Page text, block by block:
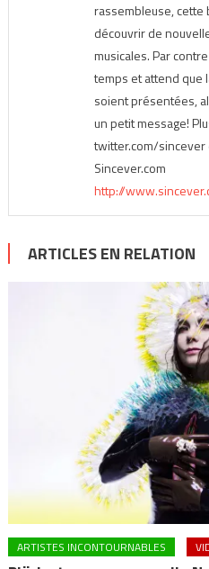
rassembleuse, cette
découvrir de
musicales. Par
temps et attend que
soient présentées,
un petit message!
twitter.com/sincever
Sincever.com
http://
ARTICLES EN RELATION
ARTISTES INCONTOURNABLES